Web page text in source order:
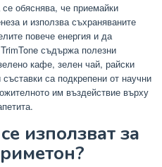
обяснява, че приемайки
и използва съхраняваните
повече енергия и да
съдържа полезни
кафе, зелен чай, райски
са подкрепени от научни
им въздействие върху
използват за